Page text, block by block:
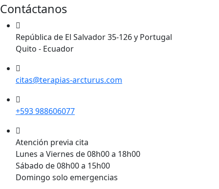
Contáctanos
República de El Salvador 35-126 y Portugal
Quito - Ecuador
citas@terapias-arcturus.com
+593 988606077
Atención previa cita
Lunes a Viernes de 08h00 a 18h00
Sábado de 08h00 a 15h00
Domingo solo emergencias